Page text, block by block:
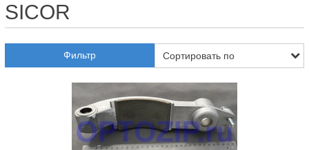
SICOR
Фильтр